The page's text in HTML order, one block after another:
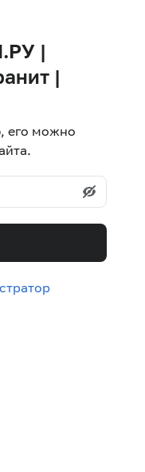
|
|
его можно